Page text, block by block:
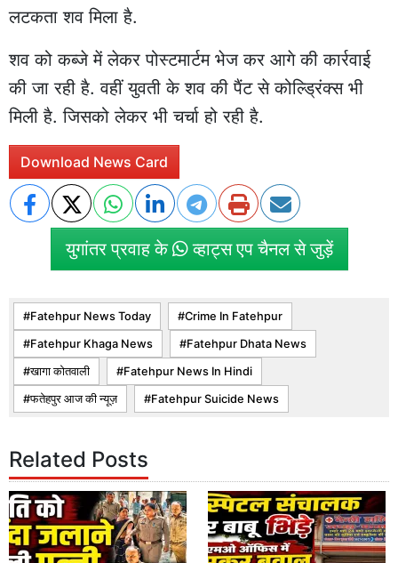
लटकता शव मिला है.
शव को कब्जे में लेकर पोस्टमार्टम भेज कर आगे की कार्रवाई
की जा रही है. वहीं युवती के शव की पैंट से कोल्ड्रिंक्स भी
मिली है. जिसको लेकर भी चर्चा हो रही है.
Download News Card
युगांतर प्रवाह के व्हाट्स एप चैनल से जुड़ें
Fatehpur News Today Crime In Fatehpur
Fatehpur Khaga News Fatehpur Dhata News
खागा कोतवाली Fatehpur News In Hindi
फतेहपुर आज की न्यूज़ Fatehpur Suicide News
Related Posts